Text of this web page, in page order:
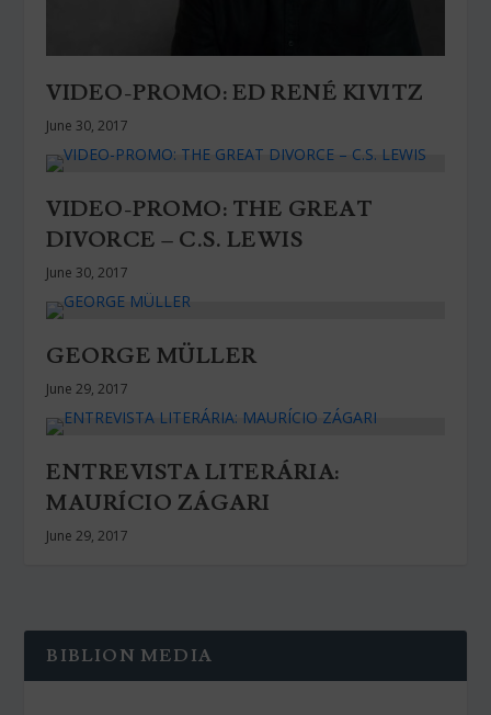
VIDEO-PROMO: ED RENÉ KIVITZ
June 30, 2017
VIDEO-PROMO: THE GREAT
DIVORCE – C.S. LEWIS
June 30, 2017
GEORGE MÜLLER
June 29, 2017
ENTREVISTA LITERÁRIA:
MAURÍCIO ZÁGARI
June 29, 2017
BIBLION MEDIA